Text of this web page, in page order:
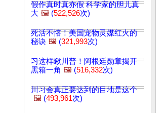
假作真时真亦假 科学家的胆儿真
大 🖼️ (522,526次)
死活不悋！美国宠物灵媒红火的
秘诀 🖼️ (321,993次)
习这样瞅川普！阿根廷勋章揭开
黑箱一角 🖼️ (516,332次)
川习会真正要达到的目地是这个
🖼️ (493,961次)